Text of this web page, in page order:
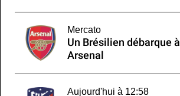
Mercato
Un Brésilien débarque à
Arsenal
Aujourd'hui à 12:58